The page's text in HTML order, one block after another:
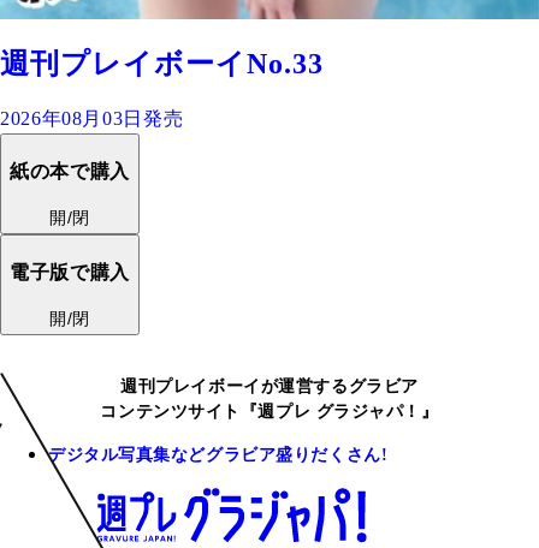
週刊プレイボーイNo.33
2026年08月03日発売
紙の本で購入
開/閉
電子版で購入
開/閉
週刊プレイボーイが運営するグラビア
コンテンツサイト『週プレ グラジャパ！』
デジタル写真集などグラビア盛りだくさん!